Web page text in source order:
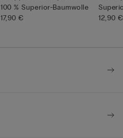
100 % Superior-Baumwolle
17,90 €
12,90 €